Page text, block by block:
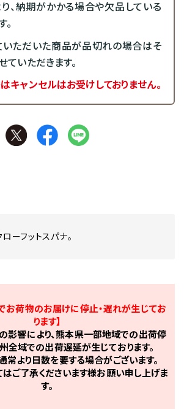
、納期がかかる場合や欠品している
ただいた商品が品切れの場合はそ
ていただきます。
キャンセルはお受けしておりません。
ーフットスパナ。
お荷物のお届けに停止・遅れが生じてお
ります】
影響により、熊本県一部地域での出荷停
全域での出荷遅延が生じております。
常より日数を要する場合がございます。
ご了承くださいます様お願い申し上げま
す。